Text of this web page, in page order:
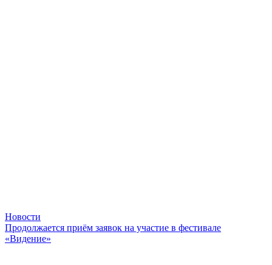
Новости
Продолжается приём заявок на участие в фестивале
«Видение»